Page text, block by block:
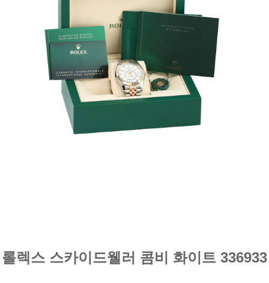
롤렉스 스카이드웰러 콤비 화이트 336933